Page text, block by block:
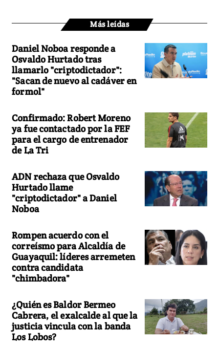
Más leídas
Daniel Noboa responde a
Osvaldo Hurtado tras
llamarlo "criptodictador":
"Sacan de nuevo al cadáver en
formol"
Confirmado: Robert Moreno
ya fue contactado por la FEF
para el cargo de entrenador
de La Tri
ADN rechaza que Osvaldo
Hurtado llame
"criptodictador" a Daniel
Noboa
Rompen acuerdo con el
correísmo para Alcaldía de
Guayaquil: líderes arremeten
contra candidata
"chimbadora"
¿Quién es Baldor Bermeo
Cabrera, el exalcalde al que la
justicia vincula con la banda
Los Lobos?